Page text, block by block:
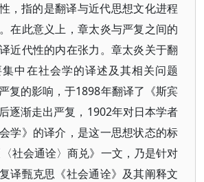
，指的是翻译与近代思想文化进程
在此意义上，章太炎与严复之间的
近代性的内在张力。章太炎关于翻
中在社会学的译述及其相关问题
复的影响，于1898年翻译了《斯宾
逐渐走出严复，1902年对日本学者
学》的译介，是这一思想状态的标
社会通诠〉商兑》一文，乃是针对
译甄克思《社会通诠》及其阐释文